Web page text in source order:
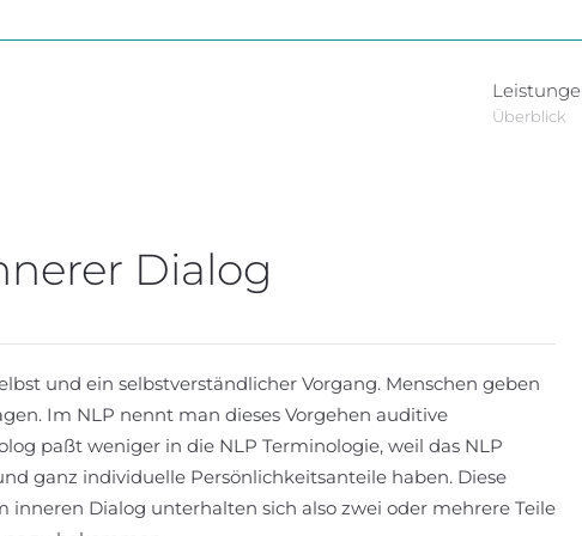
Überblick
Dialog
und ein selbstverständlicher Vorgang. Menschen geben
Im NLP nennt man dieses Vorgehen auditive
paßt weniger in die NLP Terminologie, weil das NLP
ganz individuelle Persönlichkeitsanteile haben. Diese
inneren Dialog unterhalten sich also zwei oder mehrere Teile